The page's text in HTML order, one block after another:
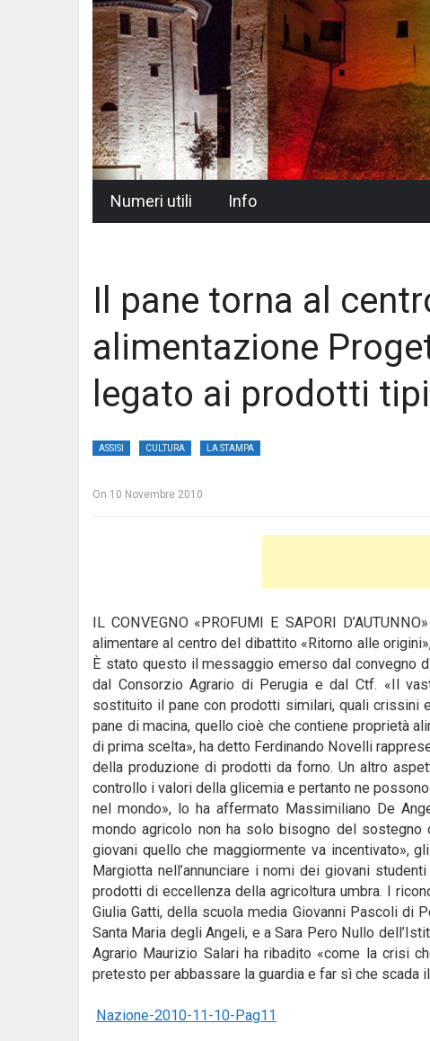
Numeri utili Info
Il pane torna al
alimentazione
legato ai prodotti
ASSISI CULTURA LA STAMPA
On 10 Novembre 2010
IL CONVEGNO «PROFUMI E SAPORI
alimentare al centro del dibattito «Ritorno alle
È stato questo il messaggio emerso dal convegno
dal Consorzio Agrario di Perugia e dal Ctf. «Il
sostituito il pane con prodotti similari, quali crissini
pane di macina, quello cioè che contiene proprietà
di prima scelta», ha detto Ferdinando Novelli
della produzione di prodotti da forno. Un altro
controllo i valori della glicemia e pertanto ne
nel mondo», lo ha affermato Massimiliano De
mondo agricolo non ha solo bisogno del
giovani quello che maggiormente va incentivato»,
Margiotta nell’annunciare i nomi dei giovani
prodotti di eccellenza della agricoltura umbra. I
Giulia Gatti, della scuola media Giovanni Pascoli di
Santa Maria degli Angeli, e a Sara Pero Nullo
Agrario Maurizio Salari ha ribadito «come la crisi
pretesto per abbassare la guardia e far sì che scada
Nazione-2010-11-10-Pag11